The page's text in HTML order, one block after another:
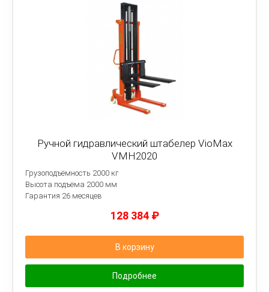
Ручной гидравлический штабелер VioMax
VMH2020
Грузоподъёмность 2000 кг
Высота подъёма 2000 мм
Гарантия 26 месяцев
128 384 ₽
В корзину
Подробнее